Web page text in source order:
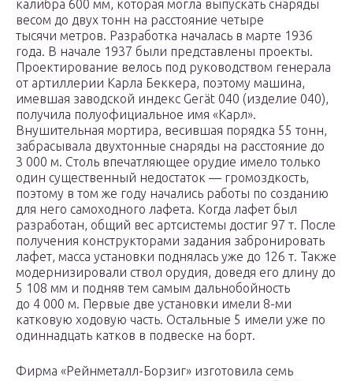
калибра 600 мм, которая могла выпускать снаряды
весом до двух тонн на расстояние четыре
тысячи метров. Разработка началась в марте 1936
года. В начале 1937 были представлены проекты.
Проектирование велось под руководством генерала
от артиллерии Карла Беккера, поэтому машина,
имевшая заводской индекс Gerät 040 (изделие 040),
получила полуофициальное имя «Карл».
Внушительная мортира, весившая порядка 55 тонн,
забрасывала двухтонные снаряды на расстояние до
3 000 м. Столь впечатляющее орудие имело только
один существенный недостаток — громоздкость,
поэтому в том же году начались работы по созданию
для него самоходного лафета. Когда лафет был
разработан, общий вес артсистемы достиг 97 т. После
получения конструкторами задания забронировать
лафет, масса установки поднялась уже до 126 т. Также
модернизировали ствол орудия, доведя его длину до
5 108 мм и подняв тем самым дальнобойность
до 4 000 м. Первые две установки имели 8-ми
катковую ходовую часть. Остальные 5 имели уже по
одиннадцать катков в подвеске на борт.
Фирма «Рейнметалл-Борзиг» изготовила семь